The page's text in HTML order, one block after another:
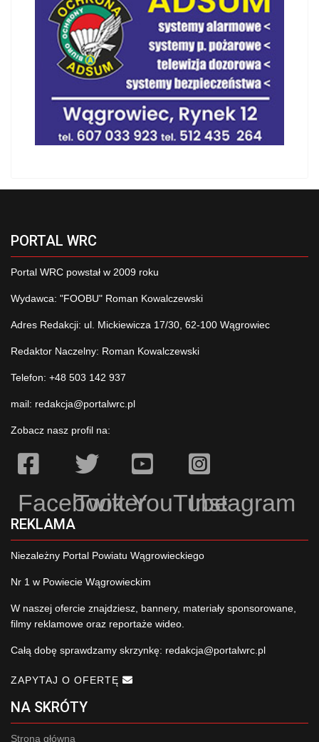
PORTAL WRC
Portal WRC powstał w 2009 roku
Wydawca: "FOOBU" Roman Kowalczewski
Adres Redakcji: ul. Mickiewicza 17/30, 62-100 Wągrowiec
Redaktor Naczelny: Roman Kowalczewski
Telefon: +48 503 142 937
mail: redakcja@portalwrc.pl
Zobacz nasz profil na:
Facebook
TwitterYouTubeInstagram
REKLAMA
Niezależny Portal Powiatu Wągrowieckiego
Nr 1 w Powiecie Wągrowieckim
W naszej ofercie znajdziesz, bannery, materiały sponsorowane,
filmy reklamowe oraz reportaże wideo.
Całą dobę sprawdzamy skrzynkę: redakcja@portalwrc.pl
ZAPYTAJ O OFERTĘ
NA SKRÓTY
Strona główna